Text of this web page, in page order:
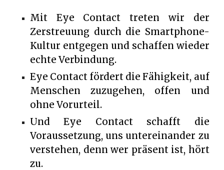
Mit Eye Contact treten wir der
Zerstreuung durch die Smartphone-
Kultur entgegen und schaffen wieder
echte Verbindung.
Eye Contact fördert die Fähigkeit, auf
Menschen zuzugehen, offen und
ohne Vorurteil.
Und Eye Contact schafft die
Voraussetzung, uns untereinander zu
verstehen, denn wer präsent ist, hört
zu.